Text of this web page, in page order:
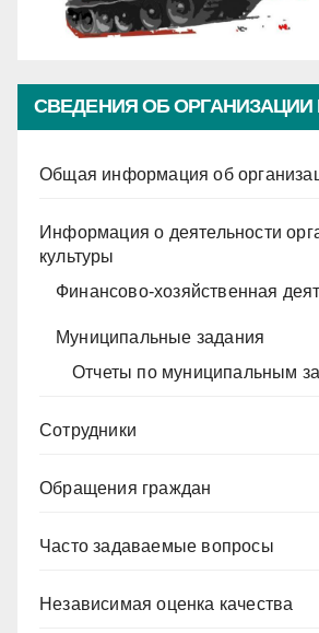
СВЕДЕНИЯ ОБ ОРГАНИЗАЦИИ
Общая информация об
Информация о деятельности
культуры
Финансово-хозяйственная
Муниципальные задания
Отчеты по муниципальным
Сотрудники
Обращения граждан
Часто задаваемые вопросы
Независимая оценка качества